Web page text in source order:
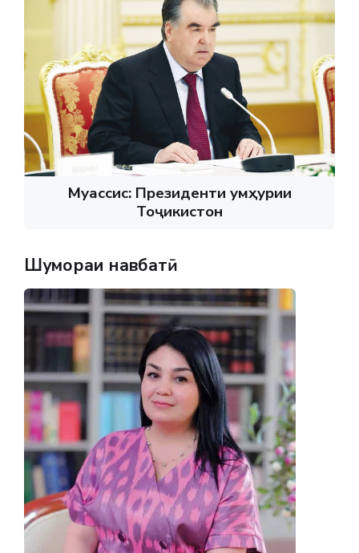
Муассис: Президенти Ҷумҳурии
Тоҷикистон
Шумораи навбатӣ